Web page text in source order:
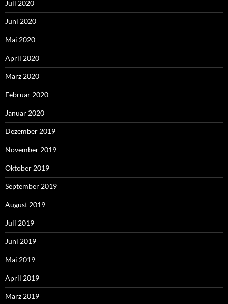
Juli 2020
Juni 2020
Mai 2020
April 2020
März 2020
Februar 2020
Januar 2020
Dezember 2019
November 2019
Oktober 2019
September 2019
August 2019
Juli 2019
Juni 2019
Mai 2019
April 2019
März 2019